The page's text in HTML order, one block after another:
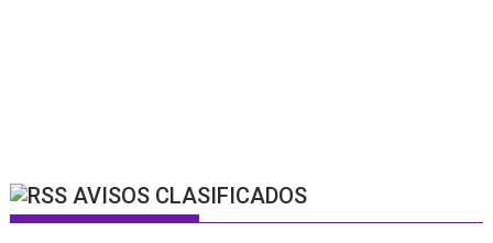
AVISOS CLASIFICADOS